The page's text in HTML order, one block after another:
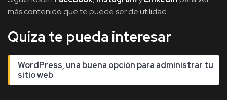
más contenido que te puede ser de utilidad.
Quiza te pueda interesar
WordPress, una buena opción para administrar tu
sitio web